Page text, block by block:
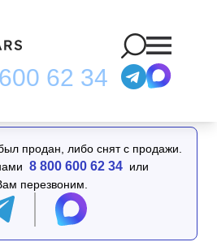
62 34
Benz S-Class S500L 4MATIC 4WD
продан, либо снят с продажи.
8 800 600 62 34 или
перезвоним.